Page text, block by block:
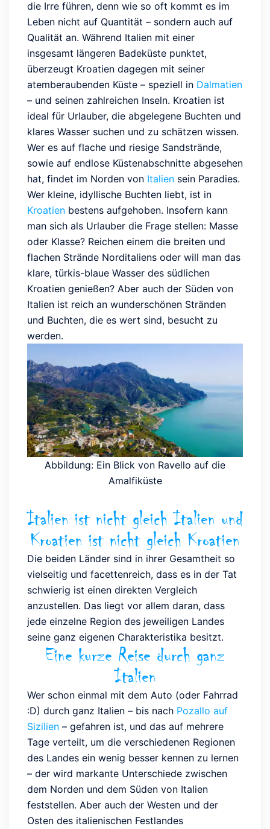
die Irre führen, denn wie so oft kommt es im
Leben nicht auf Quantität – sondern auch auf
Qualität an. Während Italien mit einer
insgesamt längeren Badeküste punktet,
überzeugt Kroatien dagegen mit seiner
atemberaubenden Küste – speziell in Dalmatien
– und seinen zahlreichen Inseln. Kroatien ist
ideal für Urlauber, die abgelegene Buchten und
klares Wasser suchen und zu schätzen wissen.
Wer es auf flache und riesige Sandstrände,
sowie auf endlose Küstenabschnitte abgesehen
hat, findet im Norden von Italien sein Paradies.
Wer kleine, idyllische Buchten liebt, ist in
Kroatien bestens aufgehoben. Insofern kann
man sich als Urlauber die Frage stellen: Masse
oder Klasse? Reichen einem die breiten und
flachen Strände Norditaliens oder will man das
klare, türkis-blaue Wasser des südlichen
Kroatien genießen? Aber auch der Süden von
Italien ist reich an wunderschönen Stränden
und Buchten, die es wert sind, besucht zu
werden.
Abbildung: Ein Blick von Ravello auf die
Amalfiküste
Italien ist nicht gleich Italien und
Kroatien ist nicht gleich Kroatien
Die beiden Länder sind in ihrer Gesamtheit so
vielseitig und facettenreich, dass es in der Tat
schwierig ist einen direkten Vergleich
anzustellen. Das liegt vor allem daran, dass
jede einzelne Region des jeweiligen Landes
seine ganz eigenen Charakteristika besitzt.
Eine kurze Reise durch ganz
Italien
Wer schon einmal mit dem Auto (oder Fahrrad
:D) durch ganz Italien – bis nach Pozallo auf
Sizilien – gefahren ist, und das auf mehrere
Tage verteilt, um die verschiedenen Regionen
des Landes ein wenig besser kennen zu lernen
– der wird markante Unterschiede zwischen
dem Norden und dem Süden von Italien
feststellen. Aber auch der Westen und der
Osten des italienischen Festlandes